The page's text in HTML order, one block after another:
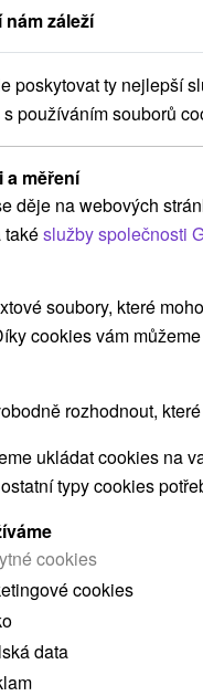
POKRAČOVAT
skutečná délka
v
záleží
poskytovat ty nejlepší
používáním souborů
a měření
děje na webových
takéslužby společnosti
soubory, které
cookies vám
rozhodnout,
ukládat cookies na
typy cookies
cookies
cookies
data